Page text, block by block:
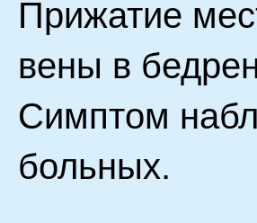
Прижатие
вены в
Симптом
больных.